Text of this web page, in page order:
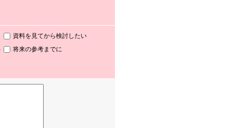
資料を見てから検討したい
将来の参考までに